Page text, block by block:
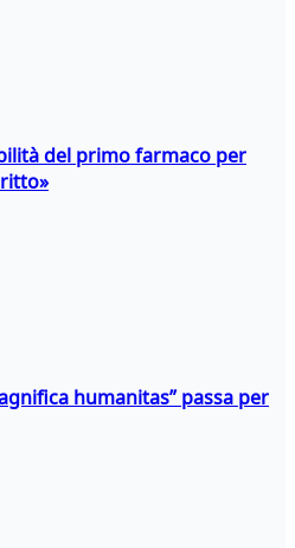
del primo farmaco per
humanitas” passa per